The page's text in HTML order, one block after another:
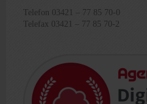
Telefon 03421 – 77 85 70-0
Telefax 03421 – 77 85 70-2